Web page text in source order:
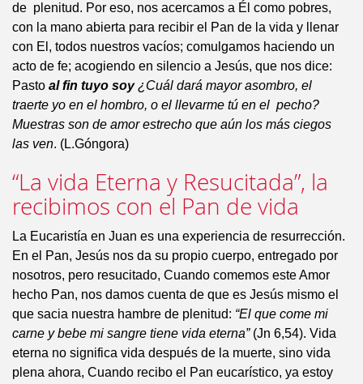
de plenitud. Por eso, nos acercamos a Él como pobres,
con la mano abierta para recibir el Pan de la vida y llenar
con El, todos nuestros vacíos; comulgamos haciendo un
acto de fe; acogiendo en silencio a Jesús, que nos dice:
Pasto al fin tuyo soy¿Cuál dará mayor asombro, el
traerte yo en el hombro, o el llevarme tú en el pecho?
Muestras son de amor estrecho que aún los más ciegos
las ven. (L.Góngora)
“La vida Eterna y Resucitada”, la
recibimos con el Pan de vida
La Eucaristía en Juan es una experiencia de resurrección.
En el Pan, Jesús nos da su propio cuerpo, entregado por
nosotros, pero resucitado, Cuando comemos este Amor
hecho Pan, nos damos cuenta de que es Jesús mismo el
que sacia nuestra hambre de plenitud: “El que come mi
carne y bebe mi sangre tiene vida eterna”(Jn 6,54). Vida
eterna no significa vida después de la muerte, sino vida
plena ahora, Cuando recibo el Pan eucarístico, ya estoy